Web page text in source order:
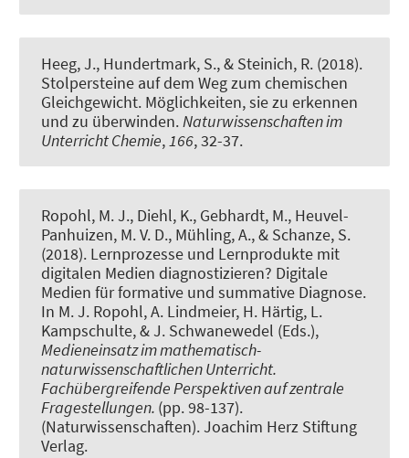
Heeg, J., Hundertmark, S., & Steinich, R. (2018).
Stolpersteine auf dem Weg zum chemischen
Gleichgewicht. Möglichkeiten, sie zu erkennen
und zu überwinden.Naturwissenschaften im
Unterricht Chemie,166, 32-37.
Ropohl, M. J., Diehl, K., Gebhardt, M., Heuvel-
Panhuizen, M. V. D., Mühling, A., & Schanze, S.
(2018). Lernprozesse und Lernprodukte mit
digitalen Medien diagnostizieren? Digitale
Medien für formative und summative Diagnose.
In M. J. Ropohl, A. Lindmeier, H. Härtig, L.
Kampschulte, & J. Schwanewedel (Eds.),
Medieneinsatz im mathematisch-
naturwissenschaftlichen Unterricht.
Fachübergreifende Perspektiven auf zentrale
Fragestellungen. (pp. 98-137).
(Naturwissenschaften). Joachim Herz Stiftung
Verlag.